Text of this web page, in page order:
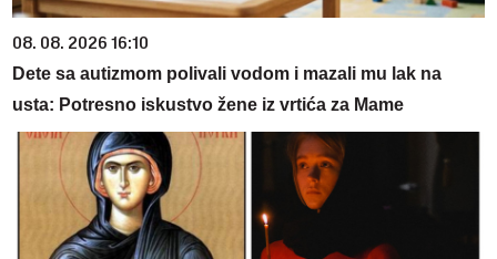
08. 08. 2026 16:10
Dete sa autizmom polivali vodom i mazali mu lak na
usta: Potresno iskustvo žene iz vrtića za Mame